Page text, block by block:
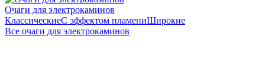
Очаги для электрокаминов
КлассическиеС эффектом пламениШирокие
Все очаги для электрокаминов